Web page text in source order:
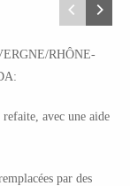
RHÔNE-
avec une aide
par des